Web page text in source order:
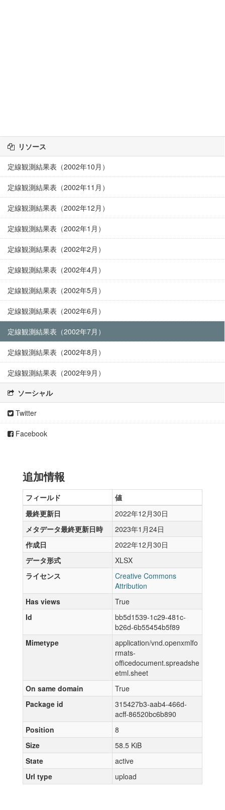
リソース
定線観測結果表（2002年10月）
定線観測結果表（2002年11月）
定線観測結果表（2002年12月）
定線観測結果表（2002年1月）
定線観測結果表（2002年2月）
定線観測結果表（2002年4月）
定線観測結果表（2002年5月）
定線観測結果表（2002年6月）
定線観測結果表（2002年7月）
定線観測結果表（2002年8月）
定線観測結果表（2002年9月）
ソーシャル
Twitter
Facebook
追加情報
フィールド
値
最終更新日
2022年12月30日
メタデータ最終更新日時
2023年1月24日
作成日
2022年12月30日
データ形式
XLSX
ライセンス
Creative Commons
Attribution
Has views
True
Id
bb5d1539-1c29-481c-
b26d-6b55454b5f89
Mimetype
application/vnd.openxmlfo
rmats-
officedocument.spreadshe
etml.sheet
On same domain
True
Package id
315427b3-aab4-466d-
acff-86520bc6b890
Position
8
Size
58.5 KiB
State
active
Url type
upload